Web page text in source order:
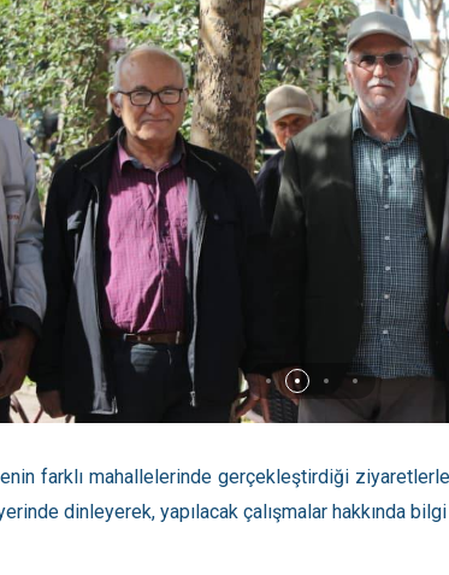
farklı mahallelerinde gerçekleştirdiği
dinleyerek, yapılacak çalışmalar hakkında